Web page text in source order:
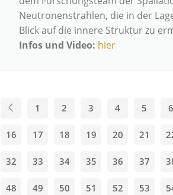
Neutronenstrahlen, die in der
Blick auf die innere Struktur zu
Infos und Video: hier
1 2 3 4 5 6
16 17 18 19 20 21
32 33 34 35 36 37
48 49 50 51 52 53